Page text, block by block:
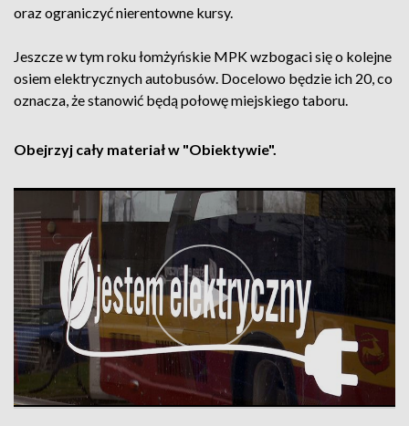
oraz ograniczyć nierentowne kursy.
Jeszcze w tym roku łomżyńskie MPK wzbogaci się o kolejne
osiem elektrycznych autobusów. Docelowo będzie ich 20, co
oznacza, że stanowić będą połowę miejskiego taboru.
Obejrzyj cały materiał w "Obiektywie".